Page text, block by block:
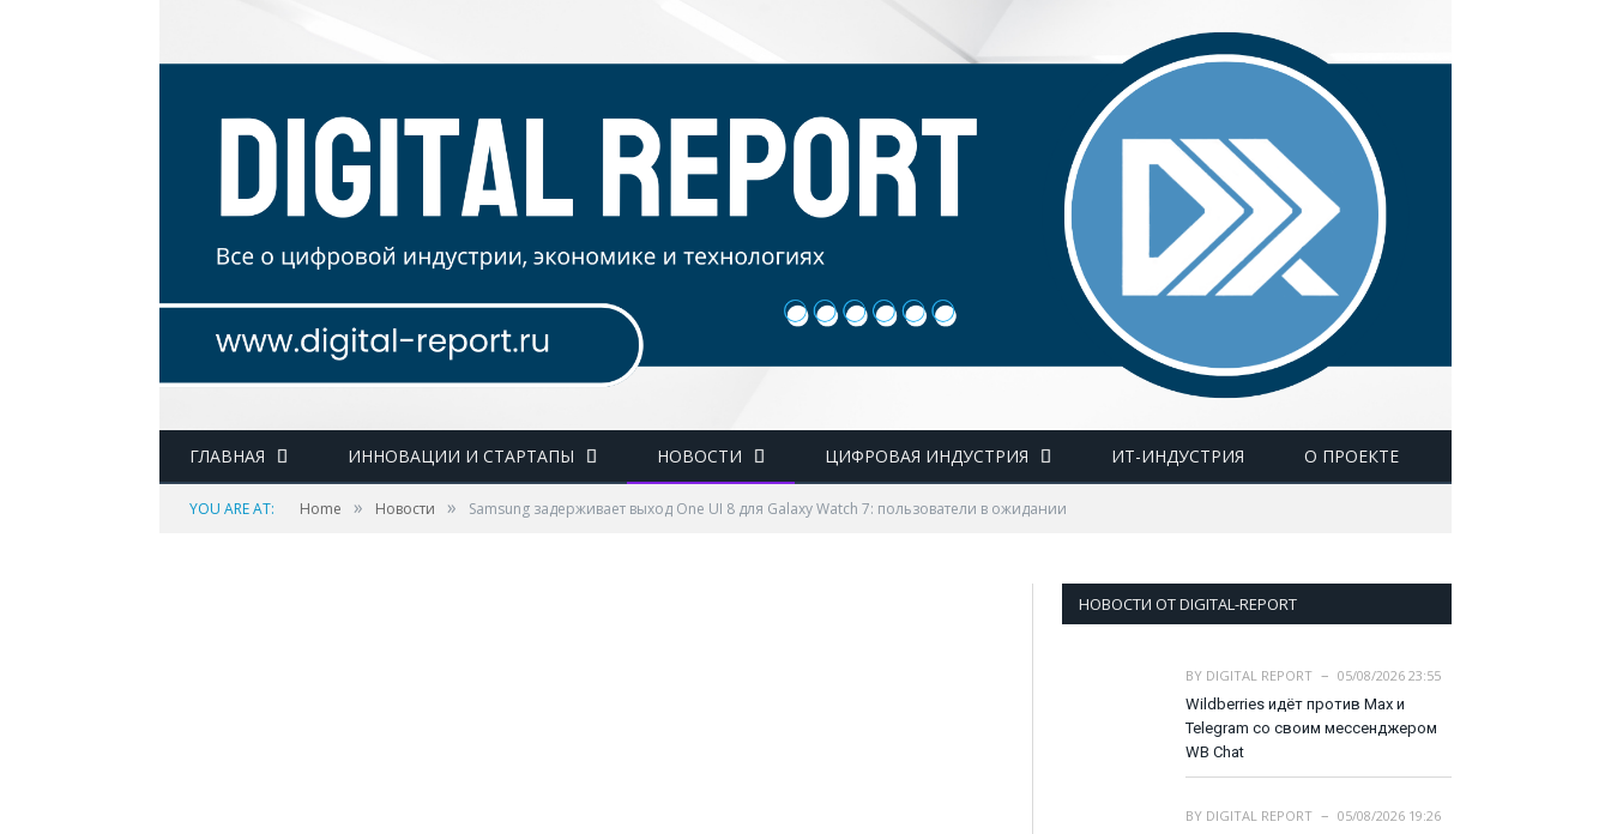
ГЛАВНАЯ ИННОВАЦИИ И СТАРТАПЫ НОВОСТИ ЦИФРОВАЯ ИНДУСТРИЯ ИТ-ИНДУСТРИЯ О ПРОЕКТЕ
YOU ARE AT: Home » Новости » Samsung задерживает выход One UI 8 для Galaxy Watch 7: пользователи в ожидании
НОВОСТИ ОТ DIGITAL-REPORT
BY DIGITAL REPORT
05/08/2026 23:55
Wildberries идёт против Max и
Telegram со своим мессенджером
WB Chat
BY DIGITAL REPORT
05/08/2026 19:26